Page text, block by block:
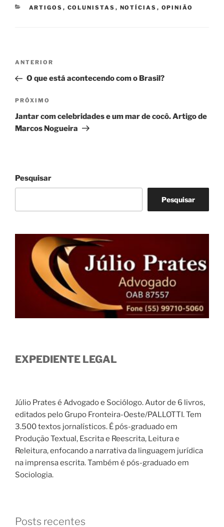
CATEGORIAS
ARTIGOS , COLUNISTAS , NOTÍCIAS , OPINIÃO
Navegação
Post
Post
anterior
ANTERIOR
O que está acontecendo com o Brasil?
Próximo
post
PRÓXIMO
Jantar com celebridades e um mar de cocô. Artigo de
Marcos Nogueira
Pesquisar
Pesquisar
EXPEDIENTE LEGAL
Júlio Prates é Advogado e Sociólogo. Autor de 6 livros,
editados pelo Grupo Fronteira-Oeste/PALLOTTI. Tem
3.500 textos jornalísticos. É pós-graduado em
Produção Textual, Escrita e Reescrita, Leitura e
Releitura, enfocando a narrativa da linguagem jurídica
na imprensa escrita. Também é pós-graduado em
Sociologia.
Posts recentes